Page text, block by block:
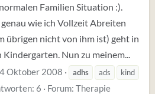
Familien Situation :).
wie ich Vollzeit Abreiten
übrigen nicht von ihm ist) geht in
Nun zu meinem...
Oktober 2008 adhs ads
kind
6 Forum: Therapie